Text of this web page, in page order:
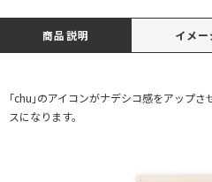
商品説明 イメー
「chu」のアイコンがナデシコ感をアップ
スになります。